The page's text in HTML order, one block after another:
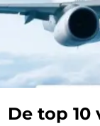
De top 10